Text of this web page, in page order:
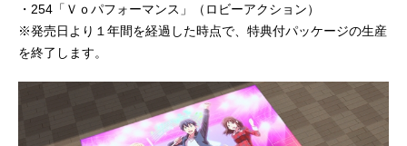
・254「Ｖｏパフォーマンス」（ロビーアクション）
※発売日より１年間を経過した時点で、特典付パッケージの生産
を終了します。